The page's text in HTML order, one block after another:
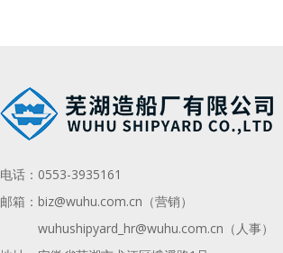
电话： 0553-3935161
邮箱： biz@wuhu.com.cn（营销）
wuhushipyard_hr@wuhu.com.cn （人事）